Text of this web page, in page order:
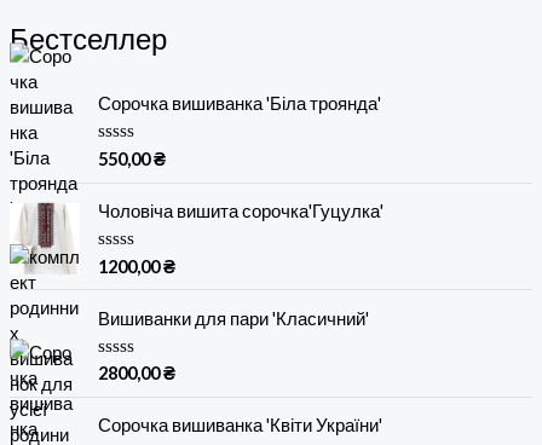
Бестселлер
Сорочка вишиванка 'Біла троянда'
О
н
н
о
в
з
5
550,00₴
Чоловіча вишита сорочка'Гуцулка'
О
н
н
о
в
з
5
1200,00₴
Вишиванки для пари 'Класичний'
О
н
2800,00₴
Сорочка вишиванка 'Квіти України'